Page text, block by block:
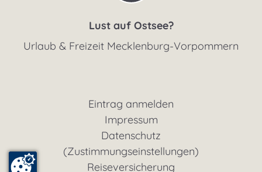
Lust auf Ostsee?
Urlaub & Freizeit Mecklenburg-Vorpommern
Eintrag anmelden
Impressum
Datenschutz
(Zustimmungseinstellungen)
Reiseversicherung